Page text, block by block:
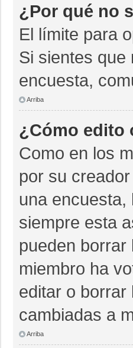
¿Por qué no
El límite para
Si sientes que
encuesta,
Arriba
¿Cómo edito
Como en los
por su
una
siempre esta
pueden
miembro ha
editar o borrar
cambiadas a
Arriba